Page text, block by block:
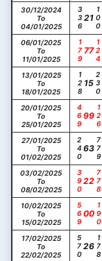
30/12/2024
To
04/01/2025
336 21 100
06/01/2025
To
11/01/2025
179 77124
13/01/2025
To
18/01/2025
128 15 230
20/01/2025
To
25/01/2025
46999 126
27/01/2025
To
01/02/2025
240 63 779
03/02/2025
To
08/02/2025
39022 778
10/02/2025
To
15/02/2025
56900 190
17/02/2025
To
22/02/2025
570 26 178